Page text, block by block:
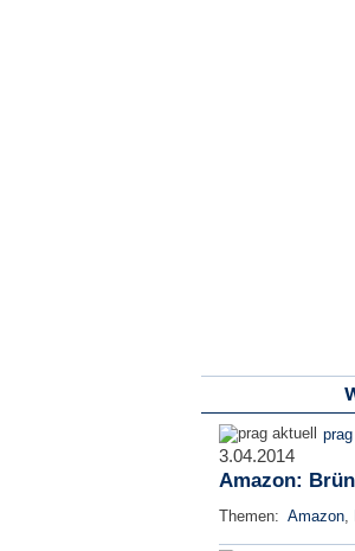
prag
3.04.2014
Amazon:
Themen: Amazon,